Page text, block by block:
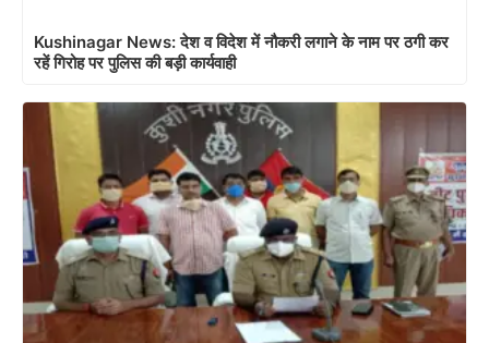
Kushinagar News: देश व विदेश में नौकरी लगाने के नाम पर ठगी कर
रहें गिरोह पर पुलिस की बड़ी कार्यवाही